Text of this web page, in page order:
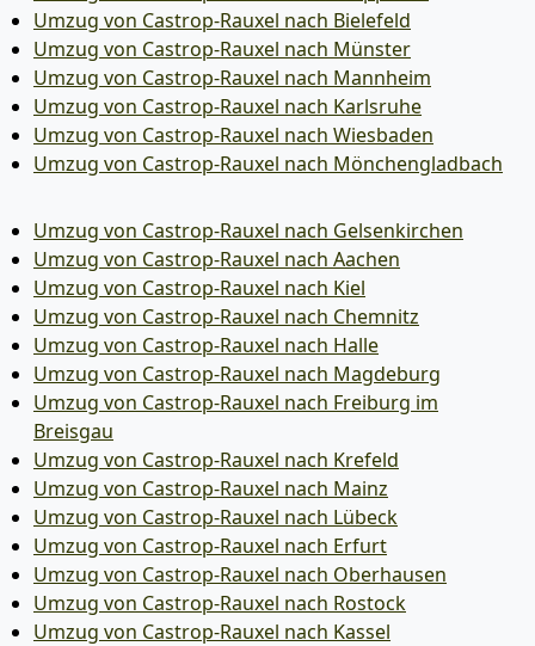
Umzug von Castrop-Rauxel nach Bielefeld
Umzug von Castrop-Rauxel nach Münster
Umzug von Castrop-Rauxel nach Mannheim
Umzug von Castrop-Rauxel nach Karlsruhe
Umzug von Castrop-Rauxel nach Wiesbaden
Umzug von Castrop-Rauxel nach Mönchen­gladbach
Umzug von Castrop-Rauxel nach Gelsenkirchen
Umzug von Castrop-Rauxel nach Aachen
Umzug von Castrop-Rauxel nach Kiel
Umzug von Castrop-Rauxel nach Chemnitz
Umzug von Castrop-Rauxel nach Halle
Umzug von Castrop-Rauxel nach Magdeburg
Umzug von Castrop-Rauxel nach Freiburg im
Breisgau
Umzug von Castrop-Rauxel nach Krefeld
Umzug von Castrop-Rauxel nach Mainz
Umzug von Castrop-Rauxel nach Lübeck
Umzug von Castrop-Rauxel nach Erfurt
Umzug von Castrop-Rauxel nach Oberhausen
Umzug von Castrop-Rauxel nach Rostock
Umzug von Castrop-Rauxel nach Kassel